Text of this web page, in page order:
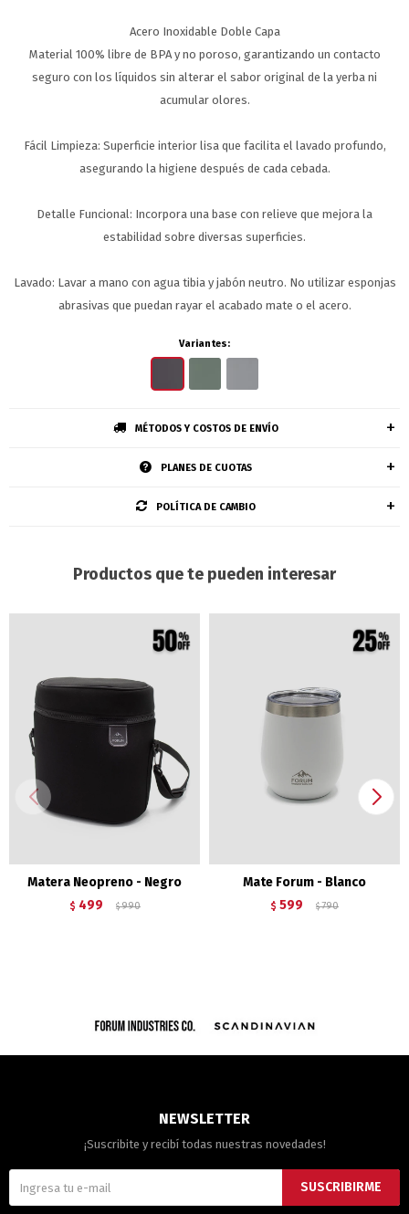
Acero Inoxidable Doble Capa
Material 100% libre de BPA y no poroso, garantizando un contacto
seguro con los líquidos sin alterar el sabor original de la yerba ni
acumular olores.
Fácil Limpieza: Superficie interior lisa que facilita el lavado profundo,
asegurando la higiene después de cada cebada.
Detalle Funcional: Incorpora una base con relieve que mejora la
estabilidad sobre diversas superficies.
Lavado: Lavar a mano con agua tibia y jabón neutro. No utilizar esponjas
abrasivas que puedan rayar el acabado mate o el acero.
Variantes:
MÉTODOS Y COSTOS DE ENVÍO
PLANES DE CUOTAS
POLÍTICA DE CAMBIO
Productos que te pueden interesar
Matera Neopreno - Negro
$ 499 $ 990
Mate Forum - Blanco
$ 599 $ 790
NEWSLETTER
¡Suscribite y recibí todas nuestras novedades!
SUSCRIBIRME